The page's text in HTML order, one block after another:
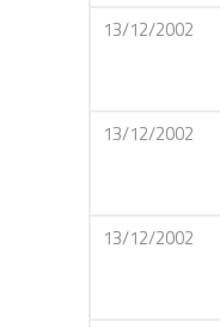
13/12/2002
13/12/2002
13/12/2002